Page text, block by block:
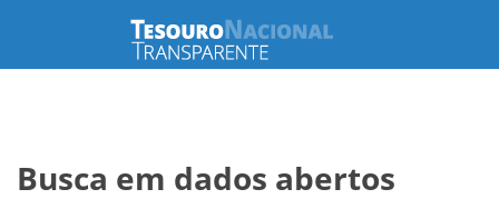
Busca em dados abertos